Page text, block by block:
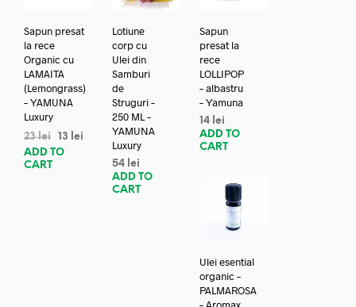
Sapun presat
la rece
Organic cu
LAMAITA
(Lemongrass)
– YAMUNA
Luxury
23lei 13
lei
ADD TO
CART
Lotiune
corp cu
Ulei din
Samburi
de
Struguri –
250 ML –
YAMUNA
Luxury
54 lei
ADD TO
CART
Sapun
presat la
rece
LOLLIPOP
– albastru
– Yamuna
14 lei
ADD TO
CART
Ulei esential
organic –
PALMAROSA